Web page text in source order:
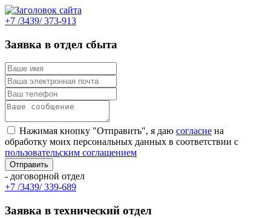
+7 /3439/ 373-913
Заявка в отдел сбыта
Нажимая кнопку "Отправить", я даю согласие на
обработку моих персональных данных в соответствии с
пользовательским соглашением
- договорной отдел
+7 /3439/ 339-689
Заявка в технический отдел